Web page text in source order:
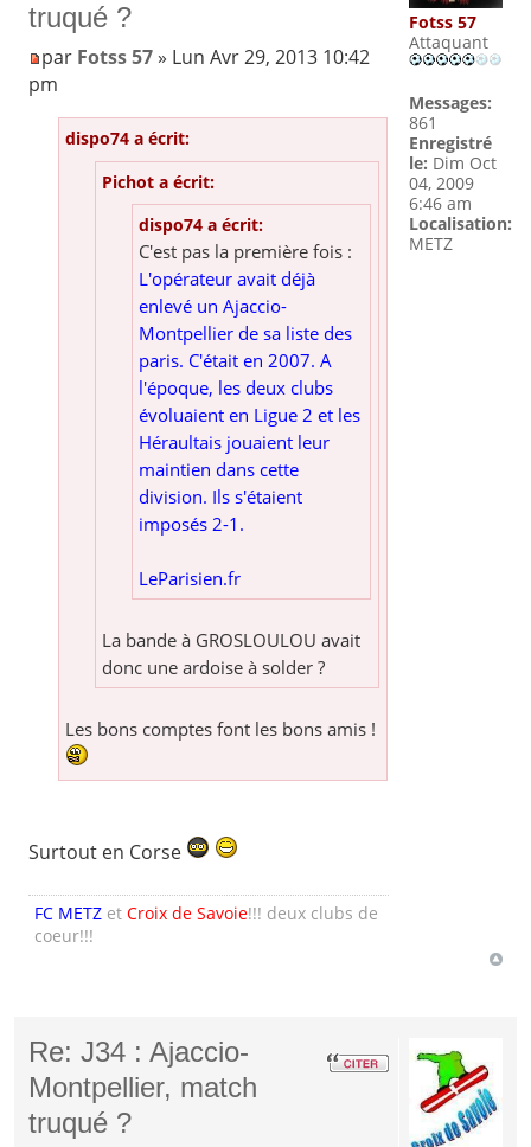
truqué ?
par Fotss 57» Lun Avr 29, 2013 10:42
pm
dispo74 a écrit:
Pichot a écrit:
dispo74 a écrit:
C'est pas la première fois :
L'opérateur avait déjà
enlevé un Ajaccio-
Montpellier de sa liste des
paris. C'était en 2007. A
l'époque, les deux clubs
évoluaient en Ligue 2 et les
Héraultais jouaient leur
maintien dans cette
division. Ils s'étaient
imposés 2-1.
LeParisien.fr
La bande à GROSLOULOU avait
donc une ardoise à solder ?
Les bons comptes font les bons amis !
Surtout en Corse
FC METZ etCroix de Savoie!!! deux clubs de
coeur!!!
Fotss 57
Attaquant
Messages:
861
Enregistré
le: Dim Oct
04, 2009
6:46 am
Localisation:
METZ
Re: J34 : Ajaccio-
Montpellier, match
truqué ?